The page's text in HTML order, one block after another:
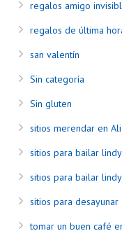
regalos amigo
regalos de última
san valentín
Sin categoría
Sin gluten
sitios merendar en
sitios para bailar
sitios para bailar
sitios para desayunar
tomar un buen café